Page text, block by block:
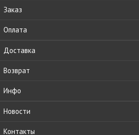
Заказ
Оплата
Доставка
Возврат
Инфо
Новости
Контакты